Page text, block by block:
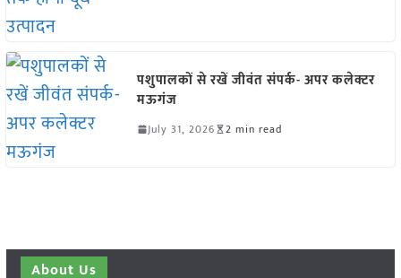
पशुपालकों से रखें जीवंत संपर्क- अपर कलेक्टर
मऊगंज
July 31, 2026 2 min read
About Us